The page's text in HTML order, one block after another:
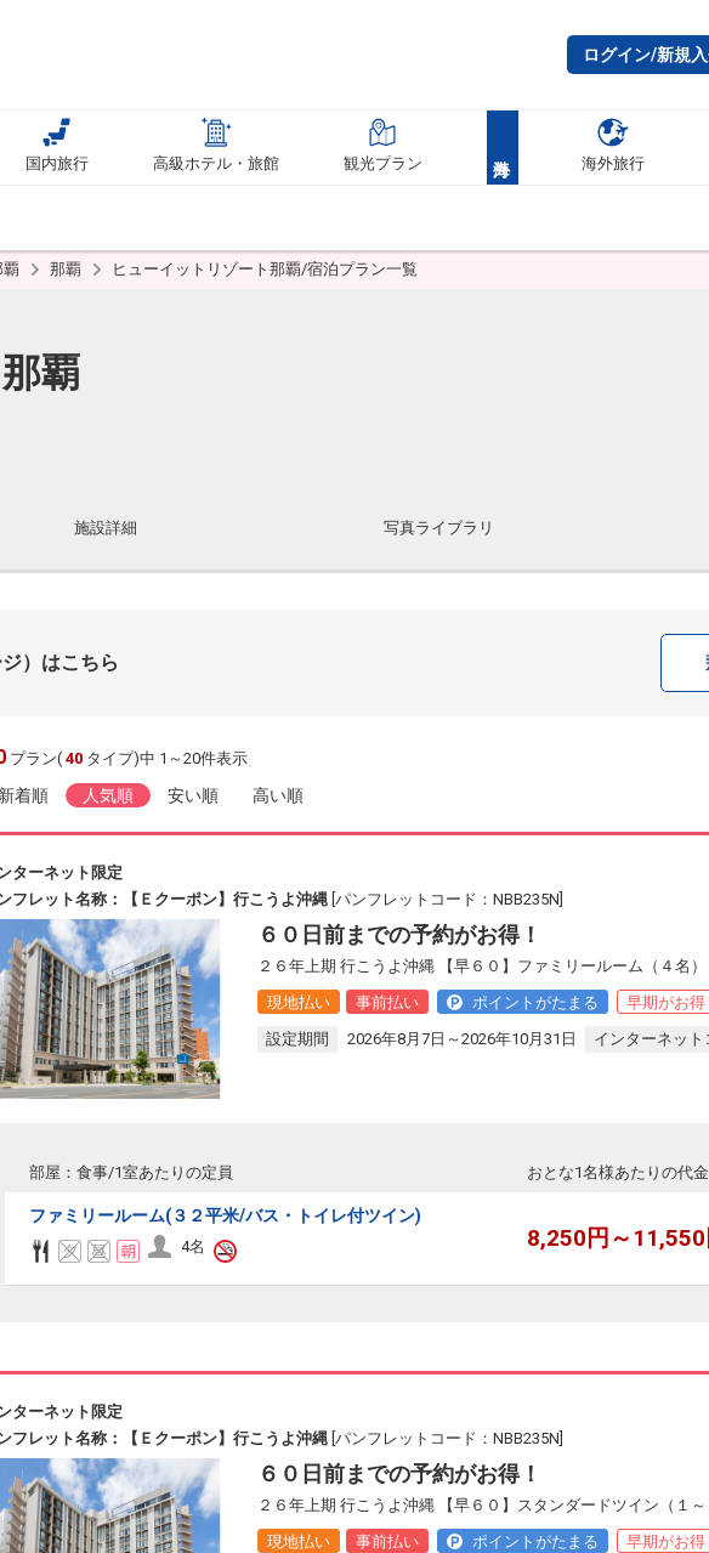
ログイン/新規
国内旅行 高級ホテル・旅館 観光プラン 海外旅行
那覇 ヒューイットリゾート那覇/宿泊プラン一覧
覇
施設詳細 写真ライブラリ
）はこちら
プラン( 40 タイプ)中 1～20件表示
着順 人気順 安い順 高い順
ターネット限定
フレット名称：【Ｅクーポン】行こうよ沖縄 [パンフレットコード：NBB235N]
６０日前までの予約がお得！
２６年上期 行こうよ沖縄 【早６０】ファミリールーム（４名）
現地払い
事前払い ポイントがたまる
早期がお得
設定期間
2026年8月7日～2026年10月31日 インターネット
部屋：食事/1室あたりの定員 おとな1名様あたりの代金
ファミリールーム(３２平米/バス・トイレ付ツイン)
4名 8,250円～11,550
ターネット限定
フレット名称：【Ｅクーポン】行こうよ沖縄 [パンフレットコード：NBB235N]
６０日前までの予約がお得！
２６年上期 行こうよ沖縄 【早６０】スタンダードツイン（１～
現地払い
事前払い ポイントがたまる
早期がお得